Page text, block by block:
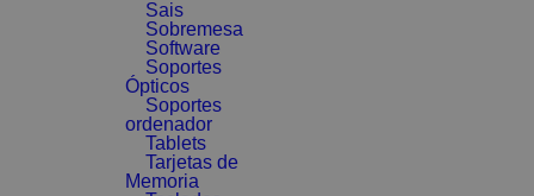
Sais
Sobremesa
Software
Soportes
Ópticos
Soportes
ordenador
Tablets
Tarjetas de
Memoria